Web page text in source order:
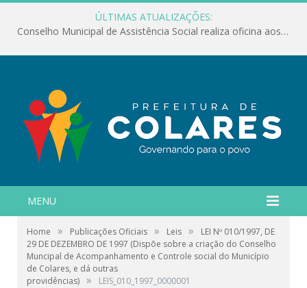
ÚLTIMAS ATUALIZAÇÕES:
Conselho Municipal de Assistência Social realiza oficina aos servidores
MENU
Home » Publicações Oficiais » Leis »
LEI Nº 010/1997, DE
29 DE DEZEMBRO DE 1997 (Dispõe sobre a criação do Conselho
Muncipal de Acompanhamento e Controle social do Município
de Colares, e dá outras
providências) » LEIS_010_1997_0000001